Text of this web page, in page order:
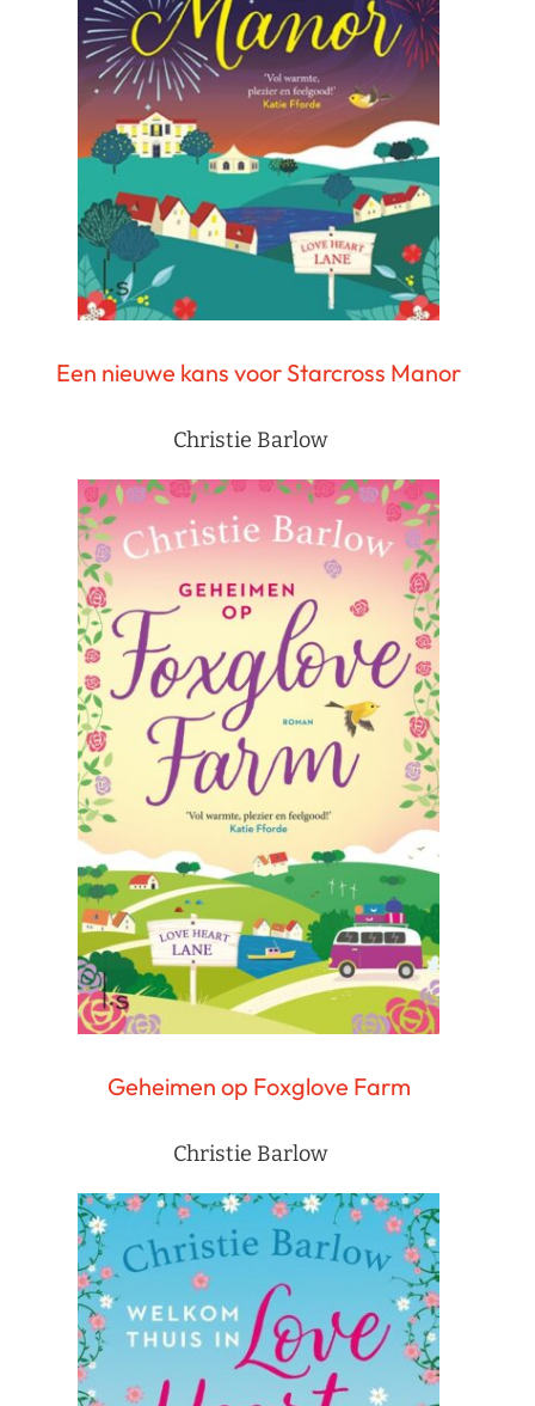
Een nieuwe kans voor Starcross Manor
Christie Barlow
Geheimen op Foxglove Farm
Christie Barlow